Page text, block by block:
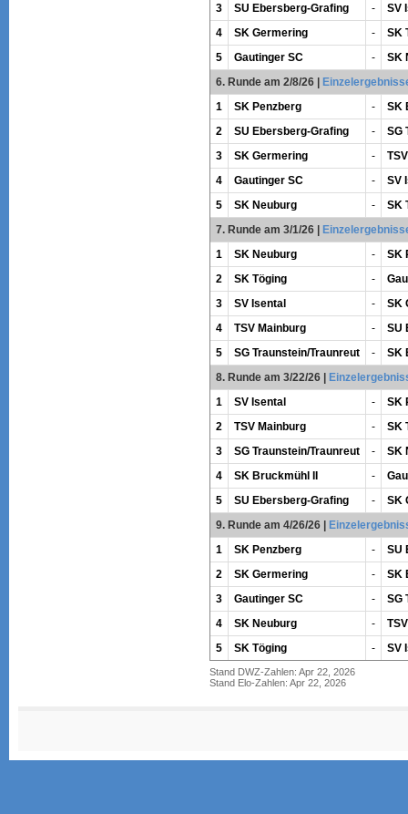
3
SU Ebersberg-Grafing -
SV
4
SK Germering -
SK
5
Gautinger SC -
SK
6. Runde am 2/8/26|
1
SK Penzberg -
SK
2
SU Ebersberg-Grafing -
SG
3
SK Germering -
4
Gautinger SC -
SV
5
SK Neuburg -
SK
7. Runde am 3/1/26|
1
SK Neuburg -
SK
2
SK Töging -
3
SV Isental -
SK
4
TSV Mainburg -
SU
5
SG Traunstein/Traunreut -
SK
8. Runde am 3/22/26|
1
SV Isental -
SK
2
TSV Mainburg -
SK
3
SG Traunstein/Traunreut -
SK
4
SK Bruckmühl II -
5
SU Ebersberg-Grafing -
SK
9. Runde am 4/26/26|
1
SK Penzberg -
SU
2
SK Germering -
SK
3
Gautinger SC -
SG
4
SK Neuburg -
5
SK Töging - SV
Stand DWZ-Zahlen: Apr 22, 2026
Stand Elo-Zahlen: Apr 22, 2026